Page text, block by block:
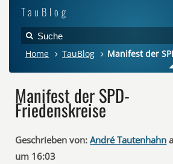
TauBlog
Home TauBlog Manifest der
Manifest der SPD-
Friedenskreise
Geschrieben von: André Tautenhahn
um 16:03